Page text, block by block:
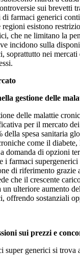
sui brevetti
farmaci generici
esistono
che ne limitano la
incidono sulla
soprattutto nei mercati
gestione delle
delle malattie
per il mercato
spesa sanitaria
come il diabete,
domanda di opzioni
i farmaci
di riferimento grazie
che il crescente
un ulteriore aumento
offrendo sostanziali
sui prezzi e
super generici si trova